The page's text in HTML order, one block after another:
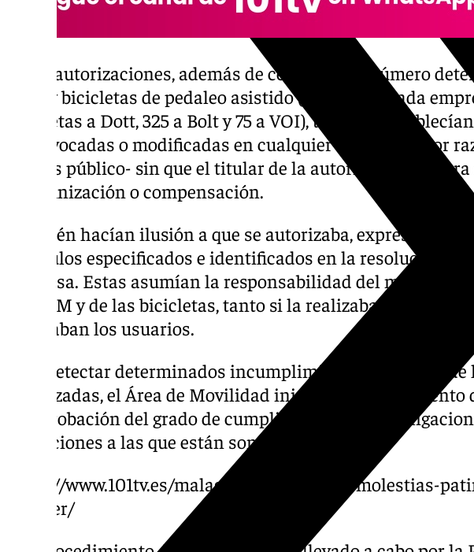
Estas autorizaciones, además de ceñirse a un número
VPM y bicicletas de pedaleo asistido (192 VPM a cada
bicicletas a Dott, 325 a Bolt y 75 a VOI), también
ser revocadas o modificadas en cualquier momento -por
interés público- sin que el titular de la autorización tuviera
indemnización o compensación.
También hacían ilusión a que se autorizaba,
vehículos especificados e identificados en la resolución
empresa. Estas asumían la responsabilidad del mal
los VPM y de las bicicletas, tanto si la realizaba la
realizaban los usuarios.
Tras detectar determinados incumplimientos por parte de
autorizadas, el Área de Movilidad inició un procedimiento
comprobación del grado de cumplimiento de las
condiciones a las que están sometidas cada una.
https://www.101tv.es/malaga-intenta-atajar-molestias-
alquiler/